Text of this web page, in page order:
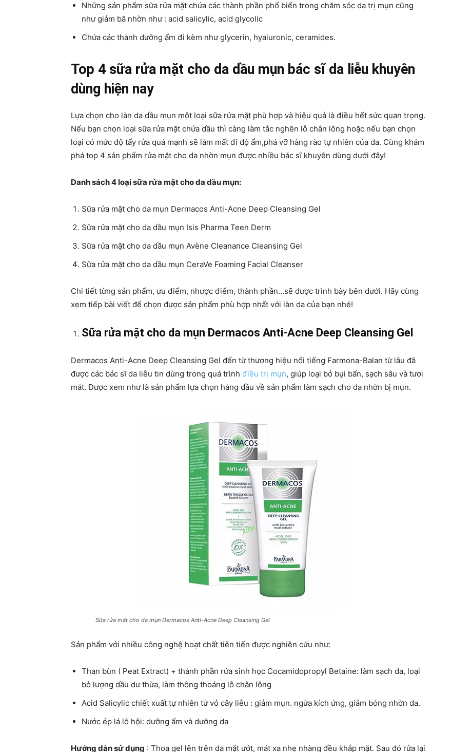
Những sản phẩm sữa rửa mặt chứa các thành phần phổ biến trong chăm sóc da trị mụn cũng
như giảm bã nhờn như : acid salicylic, acid glycolic
Chứa các thành dưỡng ẩm đi kèm như glycerin, hyaluronic, ceramides.
Top 4 sữa rửa mặt cho da dầu mụn bác sĩ da liễu khuyên
dùng hiện nay
Lựa chọn cho làn da dầu mụn một loại sữa rửa mặt phù hợp và hiệu quả là điều hết sức quan trọng.
Nếu bạn chọn loại sữa rửa mặt chứa dầu thì càng làm tắc nghẽn lỗ chân lông hoặc nếu bạn chọn
loại có mức độ tẩy rửa quá mạnh sẽ làm mất đi độ ẩm,phá vỡ hàng rào tự nhiên của da. Cùng khám
phá top 4 sản phẩm rửa mặt cho da nhờn mụn được nhiều bác sĩ khuyên dùng dưới đây!
Danh sách 4 loại sữa rửa mặt cho da dầu mụn:
Sữa rửa mặt cho da mụn Dermacos Anti-Acne Deep Cleansing Gel
Sữa rửa mặt cho da dầu mụn Isis Pharma Teen Derm
Sữa rửa mặt cho da dầu mụn Avène Cleanance Cleansing Gel
Sữa rửa mặt cho da dầu mụn CeraVe Foaming Facial Cleanser
Chi tiết từng sản phẩm, ưu điểm, nhược điểm, thành phần…sẽ được trình bày bên dưới. Hãy cùng
xem tiếp bài viết để chọn được sản phẩm phù hợp nhất với làn da của bạn nhé!
Sữa rửa mặt cho da mụn Dermacos Anti-Acne Deep Cleansing Gel
Dermacos Anti-Acne Deep Cleansing Gel đến từ thương hiệu nổi tiếng Farmona-Balan từ lâu đã
được các bác sĩ da liễu tin dùng trong quá trình điều trị mụn, giúp loại bỏ bụi bẩn, sạch sâu và tươi
mát. Được xem như là sản phẩm lựa chọn hàng đầu về sản phẩm làm sạch cho da nhờn bị mụn.
Sữa rửa mặt cho da mụn Dermacos Anti-Acne Deep Cleansing Gel
Sản phẩm với nhiều công nghệ hoạt chất tiên tiến được nghiên cứu như:
Than bùn ( Peat Extract) + thành phần rửa sinh học Cocamidopropyl Betaine: làm sạch da, loại
bỏ lượng dầu dư thừa, làm thông thoáng lỗ chân lông
Acid Salicylic chiết xuất tự nhiên từ vỏ cây liễu : giảm mụn. ngừa kích ứng, giảm bóng nhờn da.
Nước ép lá lô hội: dưỡng ẩm và dưỡng da
Hướng dẫn sử dụng : Thoa gel lên trên da mặt ướt, mát xa nhẹ nhàng đều khắp mặt. Sau đó rửa lại